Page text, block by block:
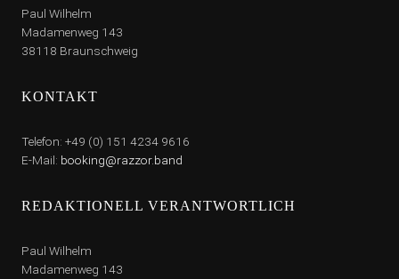
Paul Wilhelm
Madamenweg 143
38118 Braunschweig
KONTAKT
Telefon: +49 (0) 151 4234 9616
E-Mail: booking@razzor.band
REDAKTIONELL VERANTWORTLICH
Paul Wilhelm
Madamenweg 143